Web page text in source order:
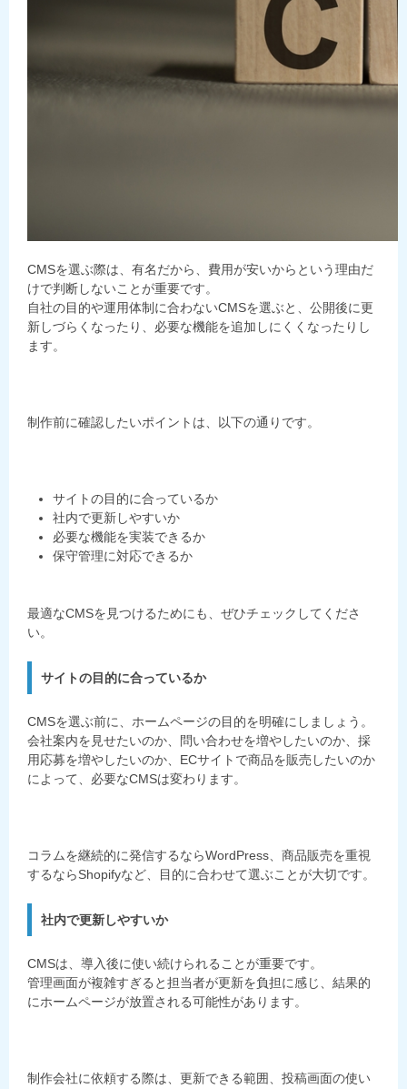
CMSを選ぶ際は、有名だから、費用が安いからという理由だ
けで判断しないことが重要です。
自社の目的や運用体制に合わないCMSを選ぶと、公開後に更
新しづらくなったり、必要な機能を追加しにくくなったりし
ます。
制作前に確認したいポイントは、以下の通りです。
サイトの目的に合っているか
社内で更新しやすいか
必要な機能を実装できるか
保守管理に対応できるか
最適なCMSを見つけるためにも、ぜひチェックしてくださ
い。
サイトの目的に合っているか
CMSを選ぶ前に、ホームページの目的を明確にしましょう。
会社案内を見せたいのか、問い合わせを増やしたいのか、採
用応募を増やしたいのか、ECサイトで商品を販売したいのか
によって、必要なCMSは変わります。
コラムを継続的に発信するならWordPress、商品販売を重視
するならShopifyなど、目的に合わせて選ぶことが大切です。
社内で更新しやすいか
CMSは、導入後に使い続けられることが重要です。
管理画面が複雑すぎると担当者が更新を負担に感じ、結果的
にホームページが放置される可能性があります。
制作会社に依頼する際は、更新できる範囲、投稿画面の使い